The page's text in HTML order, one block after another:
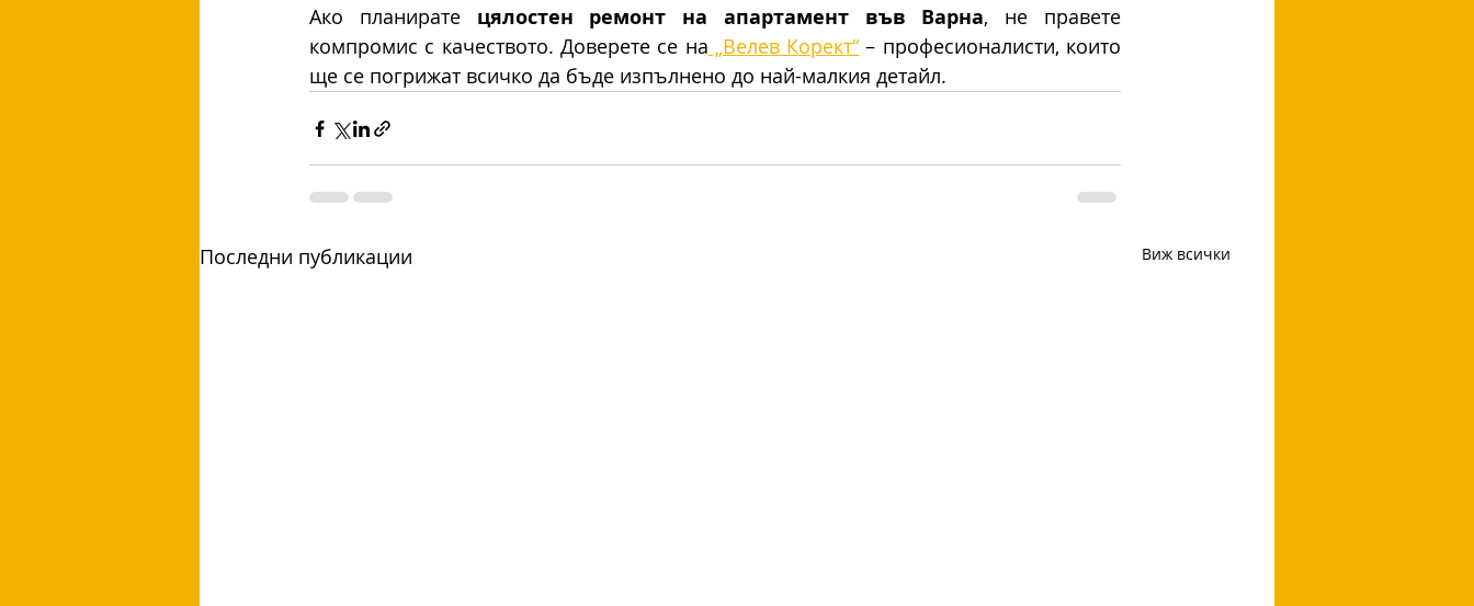
Ако планирате цялостен ремонт на апартамент във Варна, не правете
компромис с качеството. Доверете се на „Велев Корект“ – професионалисти, които
ще се погрижат всичко да бъде изпълнено до най-малкия детайл.
Последни публикации Виж всички